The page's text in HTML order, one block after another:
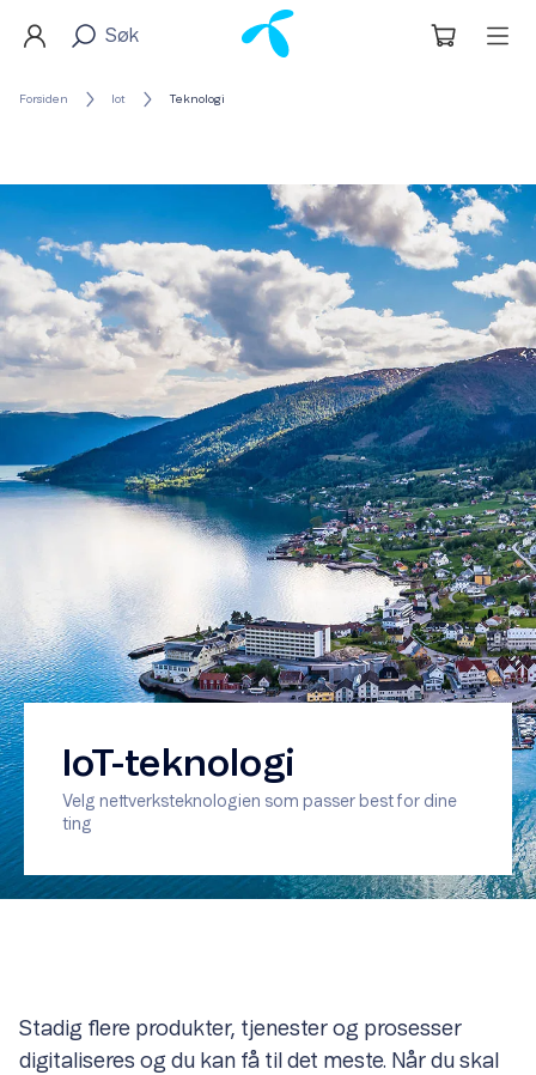
Forsiden Iot Teknologi
IoT-teknologi
Velg nettverksteknologien som passer best for dine
ting
Stadig flere produkter, tjenester og prosesser
digitaliseres og du kan få til det meste. Når du skal